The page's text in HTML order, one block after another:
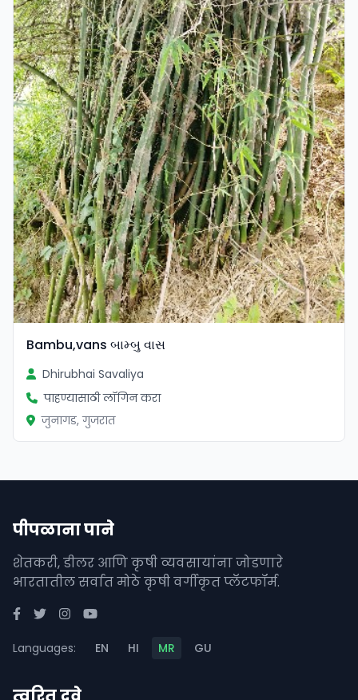
Bambu,vans બામ્બુ વાસ
Dhirubhai Savaliya
पाहण्यासाठी लॉगिन करा
जुनागड, गुजरात
पीपळाना पाने
शेतकरी, डीलर आणि कृषी व्यवसायांना जोडणारे
भारतातील सर्वात मोठे कृषी वर्गीकृत प्लॅटफॉर्म.
Languages: EN HI MR GU